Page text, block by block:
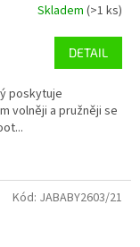
Skladem (>1 ks)
DETAIL
poskytuje
volněji a pružněji se
Kód: JABABY2603/21